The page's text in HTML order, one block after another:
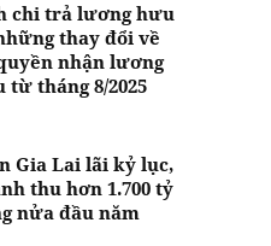
chi trả lương hưu
thay đổi về
nhận lương
từ tháng 8/2025
Gia Lai lãi kỷ lục,
thu hơn 1.700 tỷ
nửa đầu năm